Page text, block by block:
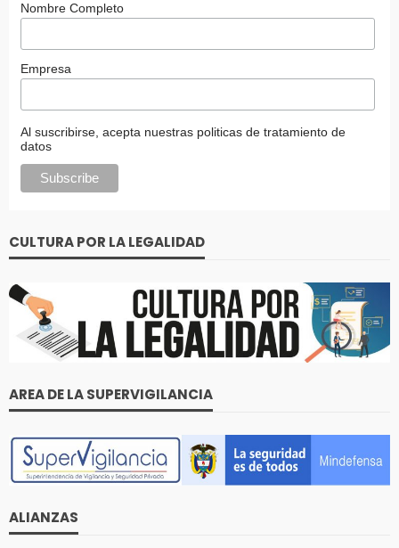
Nombre Completo
Empresa
Al suscribirse, acepta nuestras politicas de tratamiento de
datos
CULTURA POR LA LEGALIDAD
AREA DE LA SUPERVIGILANCIA
ALIANZAS